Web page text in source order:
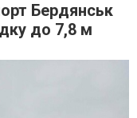
Бердянськ
до 7,8 м